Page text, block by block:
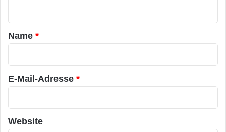
a
r
*
Name *
E-Mail-Adresse *
Website